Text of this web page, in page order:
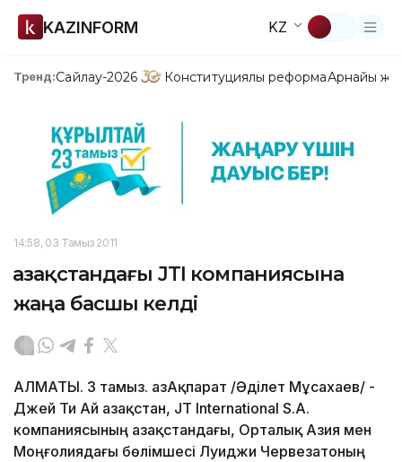
KAZINFORM KZ
Тренд:Сайлау-2026 Конституциялық реформаАрнайы
14:58, 03 Тамыз 2011
Қазақстандағы JTI компаниясына
жаңа басшы келді
АЛМАТЫ. 3 тамыз. ҚазАқпарат /Әділет Мұсахаев/ -
Джей Ти Ай Қазақстан, JT International S.A.
компаниясының Қазақстандағы, Орталық Азия мен
Моңғолиядағы бөлімшесі Луиджи Червезатоның